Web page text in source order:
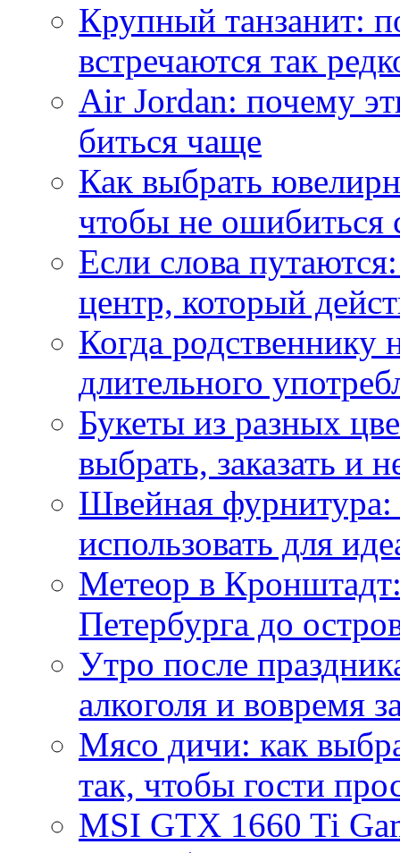
Крупный танзанит:
встречаются так
Air Jordan: почему
биться чаще
Как выбрать
чтобы не ошибиться
Если слова
центр, который
Когда
длительного
Букеты из разных
выбрать, заказать и
Швейная фурнитура:
использовать для
Метеор в
Петербурга до
Утро после
алкоголя и вовремя
Мясо дичи: как
так, чтобы гости
MSI GTX 1660 Ti